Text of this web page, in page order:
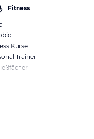
Fitness
Kurse
Trainer